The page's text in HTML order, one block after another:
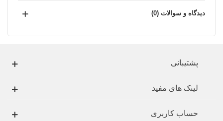
دیدگاه و سوالات (0)
پشتیبانی
لینک های مفید
حساب کاربری